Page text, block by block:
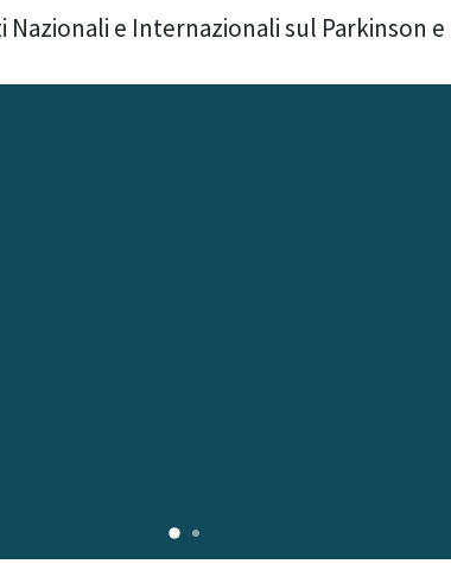
e Internazionali sul Parkinson